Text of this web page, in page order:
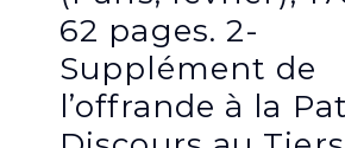
62 pages. 2-
Supplément de
l’offrande à la